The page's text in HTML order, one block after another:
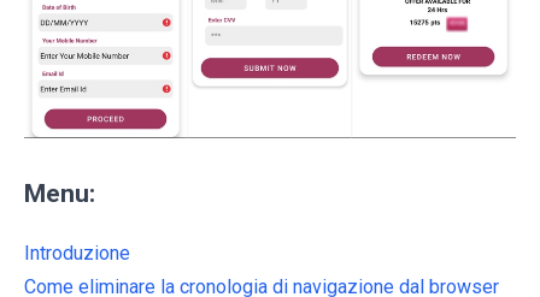
Menu:
Introduzione
Come eliminare la cronologia di navigazione dal browser